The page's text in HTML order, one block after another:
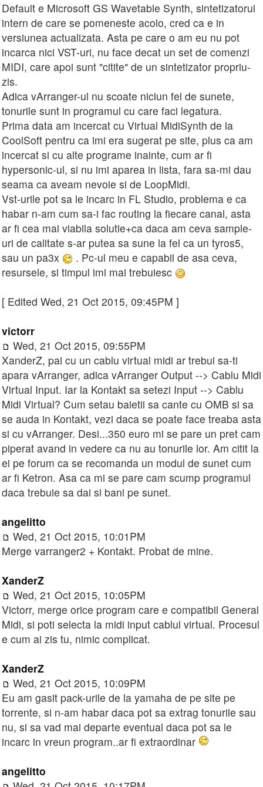
Default e Microsoft GS Wavetable Synth, sintetizatorul
intern de care se pomeneste acolo, cred ca e in
versiunea actualizata. Asta pe care o am eu nu pot
incarca nici VST-uri, nu face decat un set de comenzi
MIDI, care apoi sunt "citite" de un sintetizator propriu-
zis.
Adica vArranger-ul nu scoate niciun fel de sunete,
tonurile sunt in programul cu care faci legatura.
Prima data am incercat cu Virtual MidiSynth de la
CoolSoft pentru ca imi era sugerat pe site, plus ca am
incercat si cu alte programe inainte, cum ar fi
hypersonic-ul, si nu imi aparea in lista, fara sa-mi dau
seama ca aveam nevoie si de LoopMidi.
Vst-urile pot sa le incarc in FL Studio, problema e ca
habar n-am cum sa-i fac routing la fiecare canal, asta
ar fi cea mai viabila solutie+ca daca am ceva sample-
uri de calitate s-ar putea sa sune la fel ca un tyros5,
sau un pa3x
. Pc-ul meu e capabil de asa ceva,
resursele, si timpul imi mai trebuiesc
[ Edited Wed, 21 Oct 2015, 09:45PM ]
victorr
Wed, 21 Oct 2015, 09:55PM
XanderZ, pai cu un cablu virtual midi ar trebui sa-ti
apara vArranger, adica vArranger Output --> Cablu Midi
Virtual Input. Iar la Kontakt sa setezi Input --> Cablu
Midi Virtual? Cum setau baietii sa cante cu OMB si sa
se auda in Kontakt, vezi daca se poate face treaba asta
si cu vArranger. Desi...350 euro mi se pare un pret cam
piperat avand in vedere ca nu au tonurile lor. Am citit la
ei pe forum ca se recomanda un modul de sunet cum
ar fi Ketron. Asa ca mi se pare cam scump programul
daca trebuie sa dai si bani pe sunet.
angelitto
Wed, 21 Oct 2015, 10:01PM
Merge varranger2 + Kontakt. Probat de mine.
XanderZ
Wed, 21 Oct 2015, 10:05PM
Victorr, merge orice program care e compatibil General
Midi, si poti selecta la midi input cablul virtual. Procesul
e cum ai zis tu, nimic complicat.
XanderZ
Wed, 21 Oct 2015, 10:09PM
Eu am gasit pack-urile de la yamaha de pe site pe
torrente, si n-am habar daca pot sa extrag tonurile sau
nu, si sa vad mai departe eventual daca pot sa le
incarc in vreun program..ar fi extraordinar
angelitto